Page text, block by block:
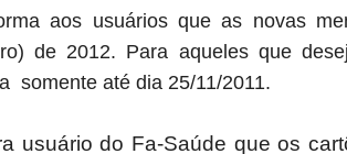
aos usuários que as novas
de 2012. Para aqueles que
somente até dia 25/11/2011.
usuário do Fa-Saúde que os